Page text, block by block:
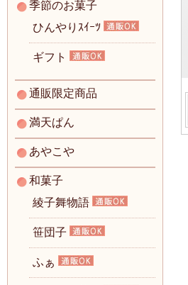
季節のお菓子
ひんやりｽｲｰﾂ
ギフト
通販限定商品
満天ぱん
あやこや
和菓子
綾子舞物語
笹団子
ふぁ